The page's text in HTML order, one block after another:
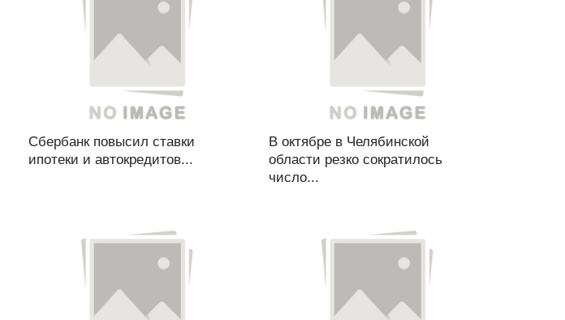
Сбербанк повысил ставки
ипотеки и автокредитов...
В октябре в Челябинской
области резко сократилось
число...